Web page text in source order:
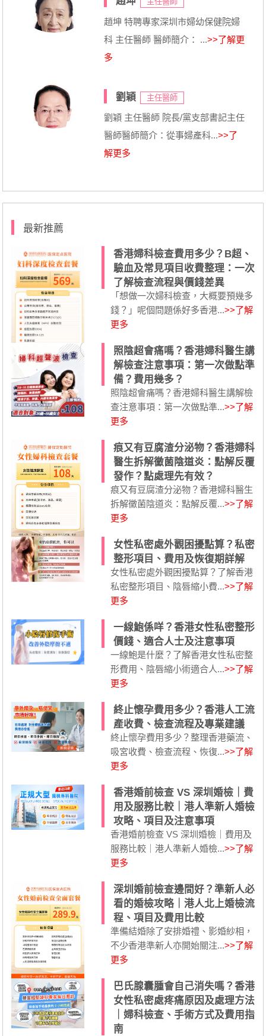
趙坤 特聘專家深圳市婦幼保健院婦
科 主任醫師 醫師簡介： ...>>了解更
多
劉穎 主任醫師
劉穎 主任醫師 院長/黨支部書記主任
醫師醫師簡介：從事婦產科...>>了
解更多
最新推薦
香港婦科檢查費用多少？B超、
驗血及常見項目收費整理：一次
了解檢查流程與價錢差異
「想做一次婦科檢查，大概要預幾多
錢？」呢個問題係好多香港...>>了解
更多
照陰超會痛嗎？香港婦科醫生講
解檢查注意事項：第一次做點準
備？費用幾多？
照陰超會痛嗎？香港婦科醫生講解檢
查注意事項：第一次做點準...>>了解
更多
痕又有豆腐渣分泌物？香港婦科
醫生拆解黴菌陰道炎：點解反覆
發作？點處理先有效？
痕又有豆腐渣分泌物？香港婦科醫生
拆解黴菌陰道炎：點解反覆...>>了解
更多
女性私密處外觀困擾點算？私密
整形項目、費用及恢復期詳解
女性私密處外觀困擾點算？了解香港
私密整形項目、陰唇縮小費...>>了解
更多
一線鮑係咩？香港女性私密整形
價錢、適合人士及注意事項
一線鮑是什麼？了解香港女性私密整
形費用、陰唇縮小術適合人...>>了解
更多
終止懷孕費用多少？香港人工流
產收費、檢查流程及專業建議
終止懷孕費用多少？整理香港藥流、
吸宮收費、檢查流程、恢復...>>了解
更多
香港婚前檢查 VS 深圳婚檢｜費
用及服務比較｜港人準新人婚檢
攻略、項目及注意事項
香港婚前檢查 VS 深圳婚檢｜費用及
服務比較｜港人準新人婚檢...>>了解
更多
深圳婚前檢查邊間好？準新人必
看的婚檢攻略｜港人北上婚檢流
程、項目及費用比較
準備結婚除了安排婚禮、影婚紗相，
不少香港準新人亦開始關注...>>了解
更多
巴氏腺囊腫會自己消失嗎？香港
女性私密處疼痛原因及處理方法
｜婦科檢查、手術方式及費用指
南